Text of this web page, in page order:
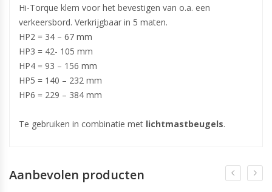
Hi-Torque klem voor het bevestigen van o.a. een
verkeersbord. Verkrijgbaar in 5 maten.
HP2 = 34 – 67 mm
HP3 = 42- 105 mm
HP4 = 93 – 156 mm
HP5 = 140 – 232 mm
HP6 = 229 – 384 mm
Te gebruiken in combinatie met lichtmastbeugels.
Aanbevolen producten